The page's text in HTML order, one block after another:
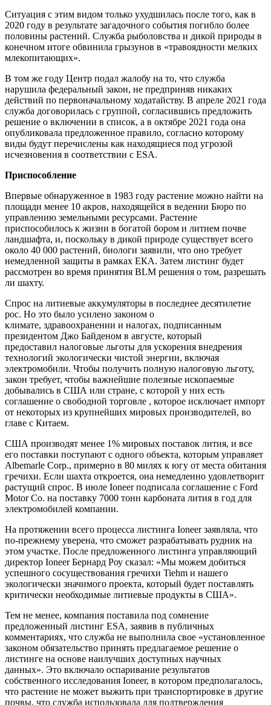
Ситуация с этим видом только ухудшилась после того, как в
2020 году в результате загадочного события погибло более
половины растений. Служба рыболовства и дикой природы в
конечном итоге обвинила грызунов в «травоядности мелких
млекопитающих».
В том же году Центр подал жалобу на то, что служба
нарушила федеральный закон, не предприняв никаких
действий по первоначальному ходатайству. В апреле 2021 года
служба договорилась с группой, согласившись предложить
решение о включении в список, а в октябре 2021 года она
опубликовала предложенное правило, согласно которому
виды будут перечислены как находящиеся под угрозой
исчезновения в соответствии с ESA.
Приспособление
Впервые обнаруженное в 1983 году растение можно найти на
площади менее 10 акров, находящейся в ведении Бюро по
управлению земельными ресурсами. Растение
приспособилось к жизни в богатой бором и литием почве
ландшафта, и, поскольку в дикой природе существует всего
около 40 000 растений, биологи заявили, что оно требует
немедленной защиты в рамках ЕКА. Затем листинг будет
рассмотрен во время принятия BLM решения о том, разрешать
ли шахту.
Спрос на литиевые аккумуляторы в последнее десятилетие
рос. Но это было усилено законом о
климате, здравоохранении и налогах, подписанным
президентом Джо Байденом в августе, который
предоставил налоговые льготы для ускорения внедрения
технологий экологически чистой энергии, включая
электромобили. Чтобы получить полную налоговую льготу,
закон требует, чтобы важнейшие полезные ископаемые
добывались в США или стране, с которой у них есть
соглашение о свободной торговле , которое исключает импорт
от некоторых из крупнейших мировых производителей, во
главе с Китаем.
США производят менее 1% мировых поставок лития, и все
его поставки поступают с одного объекта, которым управляет
Albemarle Corp., примерно в 80 милях к югу от места обитания
гречихи. Если шахта откроется, она немедленно удовлетворит
растущий спрос. В июле Ioneer подписала соглашение с Ford
Motor Co. на поставку 7000 тонн карбоната лития в год для
электромобилей компании.
На протяжении всего процесса листинга Ioneer заявляла, что
по-прежнему уверена, что сможет разрабатывать рудник на
этом участке. После предложенного листинга управляющий
директор Ioneer Бернард Роу сказал: «Мы можем добиться
успешного сосуществования гречихи Tiehm и нашего
экологически значимого проекта, который будет поставлять
критически необходимые литиевые продукты в США».
Тем не менее, компания поставила под сомнение
предложенный листинг ESA, заявив в публичных
комментариях, что служба не выполнила свое «установленное
законом обязательство принять предлагаемое решение о
листинге на основе наилучших доступных научных
данных». Это включало оспаривание результатов
собственного исследования Ioneer, в котором предполагалось,
что растение не может выжить при транспортировке в другие
почвы, что служба использовала для подтверждения